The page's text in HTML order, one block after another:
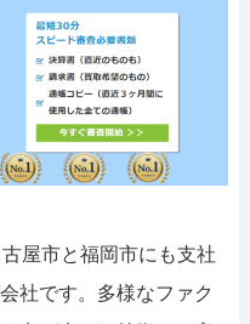
屋市と福岡市にも支社
社です。多様なファク